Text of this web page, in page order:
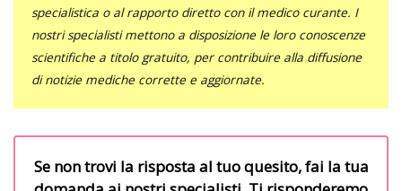
specialistica o al rapporto diretto con il medico curante. I
nostri specialisti mettono a disposizione le loro conoscenze
scientifiche a titolo gratuito, per contribuire alla diffusione
di notizie mediche corrette e aggiornate.
Se non trovi la risposta al tuo quesito, fai la tua